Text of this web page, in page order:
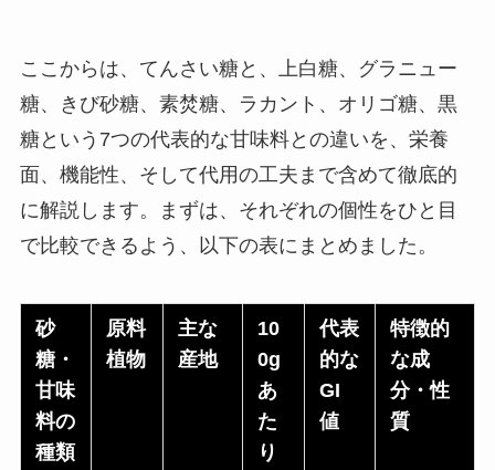
ここからは、てんさい糖と、上白糖、グラニュー
糖、きび砂糖、素焚糖、ラカント、オリゴ糖、黒
糖という7つの代表的な甘味料との違いを、栄養
面、機能性、そして代用の工夫まで含めて徹底的
に解説します。まずは、それぞれの個性をひと目
で比較できるよう、以下の表にまとめました。
砂
糖・
甘味
料の
種類
原料
植物
主な
産地
10
0g
あ
た
り
代表
的な
GI
値
特徴的
な成
分・性
質